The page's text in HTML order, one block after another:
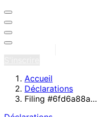
Accueil
Déclarations
Filing #6fd6a88a…